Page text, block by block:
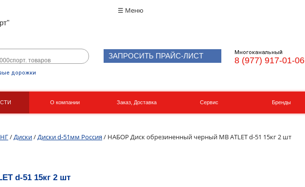
☰ Меню
дорожки
ЗАПРОСИТЬ ПРАЙС-ЛИСТ Многоканальный
8 (977) 917-01-06
О компании Заказ, Доставка Сервис Бренды
/ Диски/ Диски d-51мм Россия/ НАБОР Диск обрезиненный черный MB ATLET d-51 15кг 2 шт
d-51 15кг 2 шт